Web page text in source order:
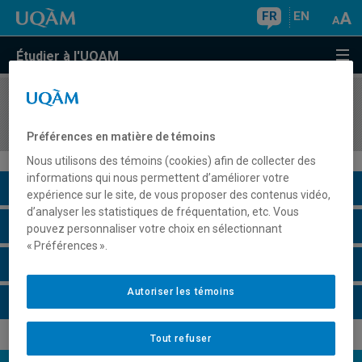
FR EN
Étudier à l'UQAM
COURS//
Description du cours
Horaire - Été 2026
Préférences en matière de témoins
Nous utilisons des témoins (cookies) afin de collecter des
informations qui nous permettent d’améliorer votre
expérience sur le site, de vous proposer des contenus vidéo,
d’analyser les statistiques de fréquentation, etc. Vous
pouvez personnaliser votre choix en sélectionnant
« Préférences ».
Tout refuser
Autoriser les témoins